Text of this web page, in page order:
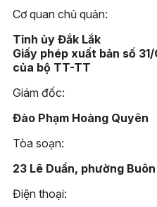
Cơ quan chủ quản:
Tỉnh ủy Đắk Lắk
Giấy phép xuất bản số
của bộ TT-TT
Giám đốc:
Đào Phạm Hoàng Quyên
Tòa soạn:
23 Lê Duẩn, phường
Điện thoại: